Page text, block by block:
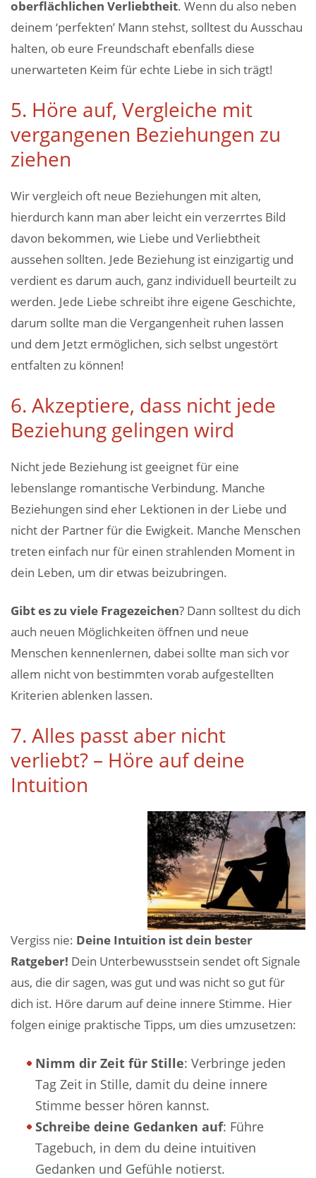
oberflächlichen Verliebtheit. Wenn du also neben
deinem ‘perfekten’ Mann stehst, solltest du Ausschau
halten, ob eure Freundschaft ebenfalls diese
unerwarteten Keim für echte Liebe in sich trägt!
5. Höre auf, Vergleiche mit
vergangenen Beziehungen zu
ziehen
Wir vergleich oft neue Beziehungen mit alten,
hierdurch kann man aber leicht ein verzerrtes Bild
davon bekommen, wie Liebe und Verliebtheit
aussehen sollten. Jede Beziehung ist einzigartig und
verdient es darum auch, ganz individuell beurteilt zu
werden. Jede Liebe schreibt ihre eigene Geschichte,
darum sollte man die Vergangenheit ruhen lassen
und dem Jetzt ermöglichen, sich selbst ungestört
entfalten zu können!
6. Akzeptiere, dass nicht jede
Beziehung gelingen wird
Nicht jede Beziehung ist geeignet für eine
lebenslange romantische Verbindung. Manche
Beziehungen sind eher Lektionen in der Liebe und
nicht der Partner für die Ewigkeit. Manche Menschen
treten einfach nur für einen strahlenden Moment in
dein Leben, um dir etwas beizubringen.
Gibt es zu viele Fragezeichen? Dann solltest du dich
auch neuen Möglichkeiten öffnen und neue
Menschen kennenlernen, dabei sollte man sich vor
allem nicht von bestimmten vorab aufgestellten
Kriterien ablenken lassen.
7. Alles passt aber nicht
verliebt? – Höre auf deine
Intuition
Vergiss nie: Deine Intuition ist dein bester
Ratgeber! Dein Unterbewusstsein sendet oft Signale
aus, die dir sagen, was gut und was nicht so gut für
dich ist. Höre darum auf deine innere Stimme. Hier
folgen einige praktische Tipps, um dies umzusetzen:
Nimm dir Zeit für Stille: Verbringe jeden
Tag Zeit in Stille, damit du deine innere
Stimme besser hören kannst.
Schreibe deine Gedanken auf: Führe
Tagebuch, in dem du deine intuitiven
Gedanken und Gefühle notierst.